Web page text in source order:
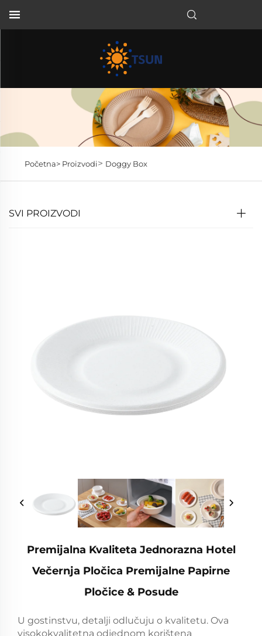
Početna> Proizvodi> Doggy Box
SVI PROIZVODI
Premijalna Kvaliteta Jednorazna Hotel
Večernja Pločica Premijalne Papirne
Pločice & Posude
U gostinstvu, detalji odlučuju o kvalitetu. Ova
visokokvalitetna odjednom korištena